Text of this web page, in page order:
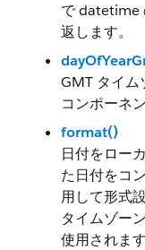
で datetime
返します。
GMT タイ
コンポーネ
format()
日付をロー
た日付をコ
用して形式
タイムゾー
使用されます